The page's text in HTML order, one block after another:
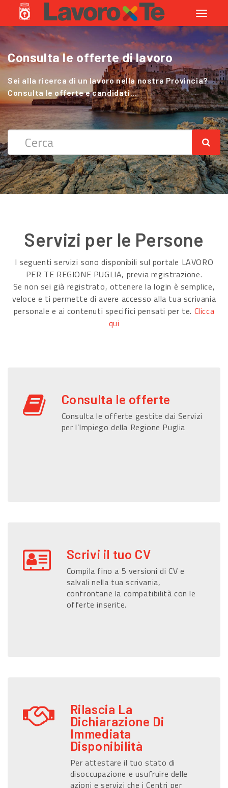
Toggle
Consulta le offerte di lavoro
Sei alla ricerca di un lavoro nella nostra Provincia?
Consulta le offerte e candidati...
Cerchi Lavoro nel Settore Agricolo
?
Sei alla ricerca di un lavoro nella nostra Provincia?
Consulta le offerte e candidati...
Servizi per le Persone
I seguenti servizi sono disponibili sul portale LAVORO
PER TE REGIONE PUGLIA, previa registrazione.
Se non sei già registrato, ottenere la login è semplice,
veloce e ti permette di avere accesso alla tua scrivania
personale e ai contenuti specifici pensati per te. Clicca
qui
Consulta le offerte
Consulta le offerte gestite dai Servizi
per l’Impiego della Regione Puglia
Scrivi il tuo CV
Compila fino a 5 versioni di CV e
salvali nella tua scrivania,
confrontane la compatibilità con le
offerte inserite.
Rilascia La
Dichiarazione Di
Immediata
Disponibilità
Per attestare il tuo stato di
disoccupazione e usufruire delle
azioni e servizi che i Centri per